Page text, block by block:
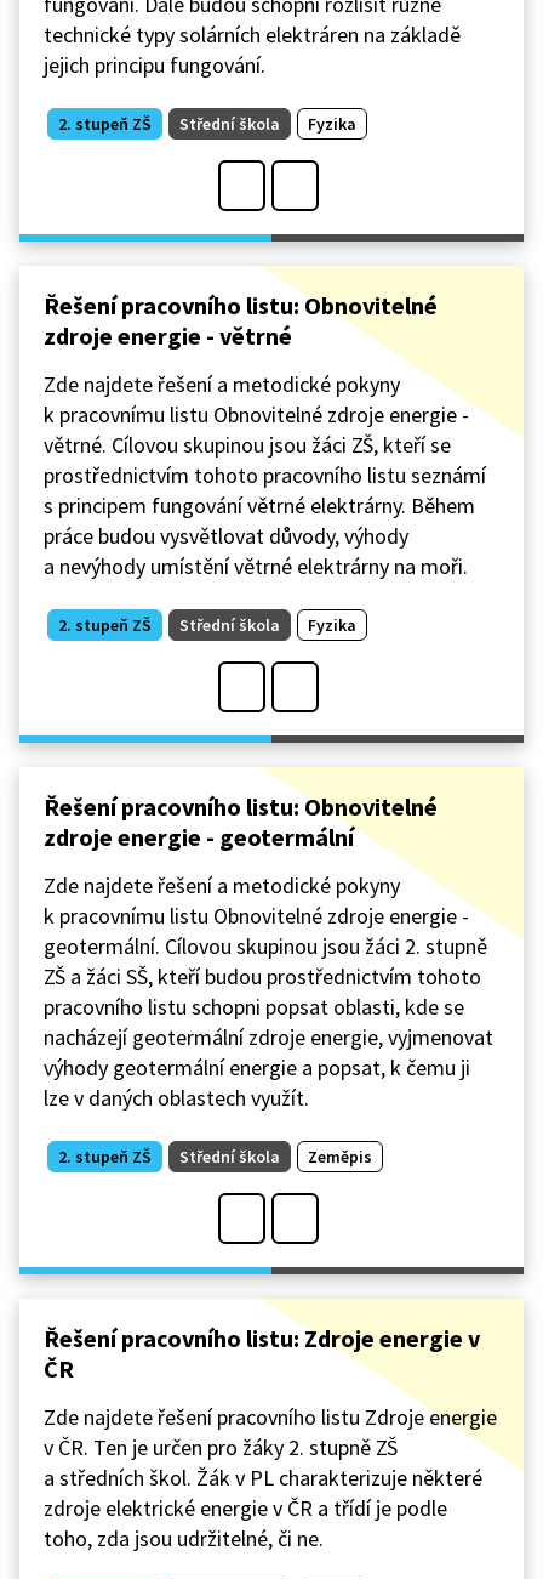
technické typy solárních elektráren na základě
jejich principu fungování.
2. stupeň ZŠ Střední škola Fyzika
Řešení pracovního listu: Obnovitelné
zdroje energie - větrné
Zde najdete řešení a metodické pokyny
k pracovnímu listu Obnovitelné zdroje energie -
větrné. Cílovou skupinou jsou žáci ZŠ, kteří se
prostřednictvím tohoto pracovního listu seznámí
s principem fungování větrné elektrárny. Během
práce budou vysvětlovat důvody, výhody
a nevýhody umístění větrné elektrárny na moři.
2. stupeň ZŠ Střední škola Fyzika
Řešení pracovního listu: Obnovitelné
zdroje energie - geotermální
Zde najdete řešení a metodické pokyny
k pracovnímu listu Obnovitelné zdroje energie -
geotermální. Cílovou skupinou jsou žáci 2. stupně
ZŠ a žáci SŠ, kteří budou prostřednictvím tohoto
pracovního listu schopni popsat oblasti, kde se
nacházejí geotermální zdroje energie, vyjmenovat
výhody geotermální energie a popsat, k čemu ji
lze v daných oblastech využít.
2. stupeň ZŠ Střední škola Zeměpis
Řešení pracovního listu: Zdroje energie v
ČR
Zde najdete řešení pracovního listu Zdroje energie
v ČR. Ten je určen pro žáky 2. stupně ZŠ
a středních škol. Žák v PL charakterizuje některé
zdroje elektrické energie v ČR a třídí je podle
toho, zda jsou udržitelné, či ne.